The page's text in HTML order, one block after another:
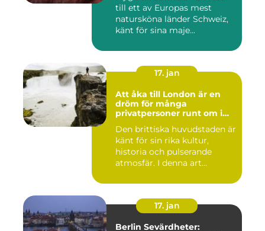
till ett av Europas mest
natursköna länder Schweiz,
känt för sina maje...
17. jan
Att åka till London är en
dröm för många
privatpersoner runt om i
Den brittiska huvudstaden är
känt för sin rika kultur,
historia och pulserande
atmosfär. I denna art...
17. jan
Berlin Sevärdheter: